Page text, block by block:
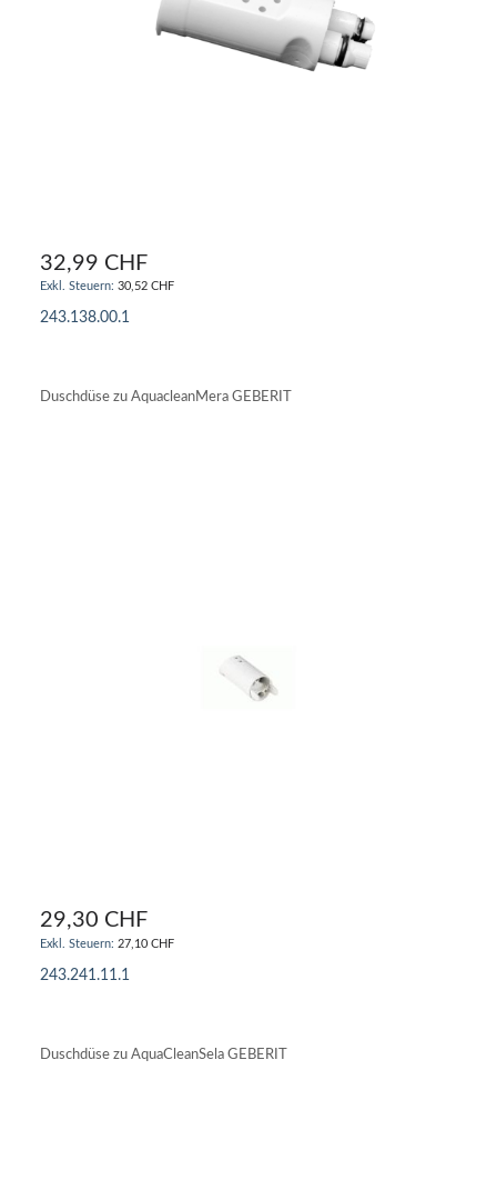
32,99 CHF
30,52 CHF
243.138.00.1
Duschdüse zu AquacleanMera GEBERIT
29,30 CHF
27,10 CHF
243.241.11.1
Duschdüse zu AquaCleanSela GEBERIT